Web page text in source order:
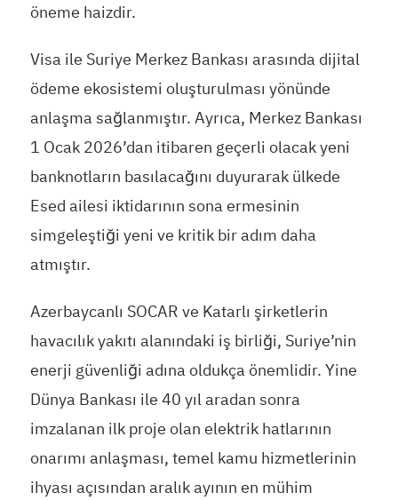
öneme haizdir.
Visa ile Suriye Merkez Bankası arasında dijital
ödeme ekosistemi oluşturulması yönünde
anlaşma sağlanmıştır. Ayrıca, Merkez Bankası
1 Ocak 2026’dan itibaren geçerli olacak yeni
banknotların basılacağını duyurarak ülkede
Esed ailesi iktidarının sona ermesinin
simgeleştiği yeni ve kritik bir adım daha
atmıştır.
Azerbaycanlı SOCAR ve Katarlı şirketlerin
havacılık yakıtı alanındaki iş birliği, Suriye’nin
enerji güvenliği adına oldukça önemlidir. Yine
Dünya Bankası ile 40 yıl aradan sonra
imzalanan ilk proje olan elektrik hatlarının
onarımı anlaşması, temel kamu hizmetlerinin
ihyası açısından aralık ayının en mühim